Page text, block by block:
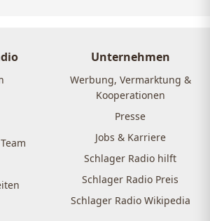
Unternehmen
Werbung, Vermarktung &
Kooperationen
Presse
Jobs & Karriere
Schlager Radio hilft
Schlager Radio Preis
Schlager Radio Wikipedia